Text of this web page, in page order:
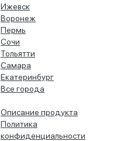
Ижевск
Воронеж
Пермь
Сочи
Тольятти
Самара
Екатеринбург
Все города
Описание продукта
Политика
конфиденциальности